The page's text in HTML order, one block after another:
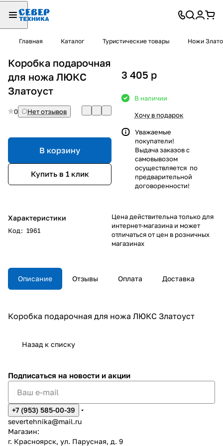
Главная Каталог Туристические товары Ножи
Коробка подарочная
для ножа ЛЮКС
Златоуст
0 Нет отзывов
В корзину
Купить в 1 клик
Характеристики
Код: 1961
3 405 p
В наличии
Хочу в подарок
Уважаемые
покупатели!
Выдача заказов с
самовывозом
осуществляется по
предварительной
договоренности!
Цена действительна только для
интернет-магазина и может
отличаться от цен в розничных
магазинах
Описание Отзывы Оплата Доставка
Коробка подарочная для ножа ЛЮКС Златоуст
Назад к списку
Подписаться на новости и акции
+7 (953) 585-00-39
severtehnika@mail.ru
Магазин:
г. Красноярск, ул. Парусная, д. 9